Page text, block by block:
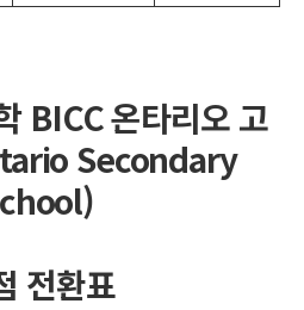
BICC 온타리오 고
Secondary
전환표